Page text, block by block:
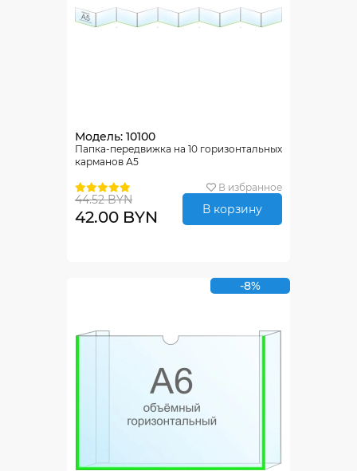
Модель: 10100
Папка-передвижка на 10 горизонтальных
карманов А5
В избранное
44.52 BYN
42.00 BYN В корзину
-8%